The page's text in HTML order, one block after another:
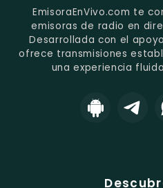
EmisoraEnVivo.com te
emisoras de radio en
Desarrollada con el
ofrece transmisiones
una experiencia